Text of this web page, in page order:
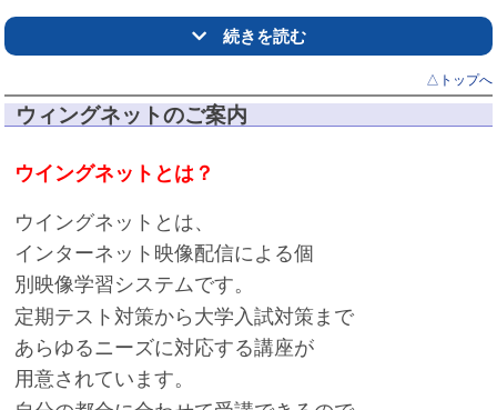
一緒にスタートしませんか？
「生徒さんへの思いは、どこの塾にも負けません☆」
続きを読む
△トップへ
ウィングネットのご案内
ウイングネットとは？
ウイングネットとは、
インターネット映像配信による個
別映像学習システムです。
定期テスト対策から 大学入試対策まで
あらゆるニーズに対応する講座が
用意されています。